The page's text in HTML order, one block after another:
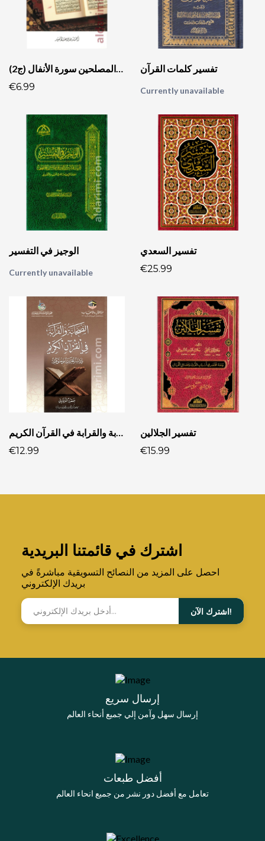
معالجة القرآن في نفوس المصلحين سورة الأنفال (ج2)
€6.99
تفسير كلمات القرآن
Currently unavailable
الوجيز في التفسير
Currently unavailable
تفسير السعدي
€25.99
€12.99
تفسير الجلالين
€15.99
اشترك في قائمتنا البريدية
احصل على المزيد من النصائح التسويقية مباشرةً في
بريدك الإلكتروني
اشترك الآن!
إرسال سريع
إرسال سهل وآمن إلي جميع أنحاء العالم
أفضل طبعات
تعامل مع أفضل دور نشر من جميع انحاء العالم